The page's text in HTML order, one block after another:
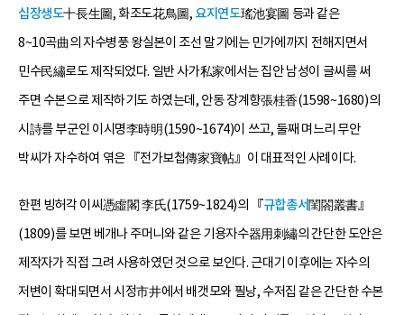
십장생도十長生圖, 화조도花鳥圖, 요지연도瑤池宴圖 등과 같은
8~10곡曲의 자수병풍 왕실본이 조선 말기에는 민가에까지 전해지면서
민수民繡로도 제작되었다. 일반 사가私家에서는 집안 남성이 글씨를 써
주면 수본으로 제작하기도 하였는데, 안동 장계향張桂香(1598~1680)의
시詩를 부군인 이시명李時明(1590~1674)이 쓰고, 둘째 며느리 무안
박씨가 자수하여 엮은 『전가보첩傳家寶帖』이 대표적인 사례이다.
한편 빙허각 이씨憑虛閣 李氏(1759~1824)의 『규합총서閨閤叢書』
(1809)를 보면 베개나 주머니와 같은 기용자수器用刺繡의 간단한 도안은
제작자가 직접 그려 사용하였던 것으로 보인다. 근대기 이후에는 자수의
저변이 확대되면서 시정市井에서 배갯모와 필낭, 수저집 같은 간단한 수본